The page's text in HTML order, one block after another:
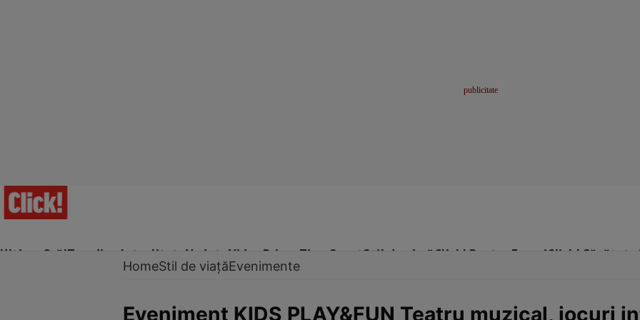
Ultima Oră!Trending Actualitate Vedete Video Prime Time SportStil de viațăClick! Pentru FemeiClick! Sănătate
HomeStil de viațăEvenimente
Eveniment KIDS PLAY&FUN Teatru muzical, jocuri